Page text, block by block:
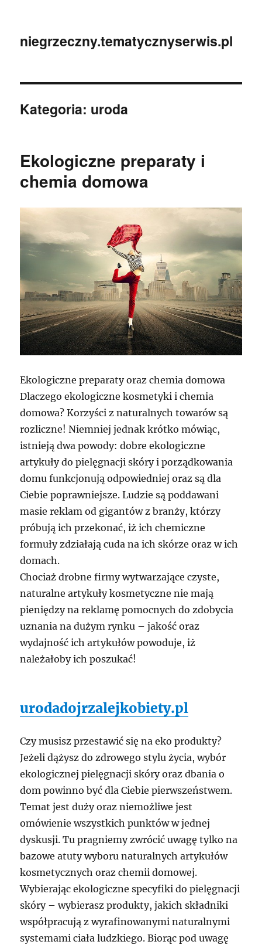
niegrzeczny.tematycznyserwis.pl
Kategoria: uroda
Ekologiczne preparaty i
chemia domowa
Ekologiczne preparaty oraz chemia domowa
Dlaczego ekologiczne kosmetyki i chemia
domowa? Korzyści z naturalnych towarów są
rozliczne! Niemniej jednak krótko mówiąc,
istnieją dwa powody: dobre ekologiczne
artykuły do pielęgnacji skóry i porządkowania
domu funkcjonują odpowiedniej oraz są dla
Ciebie poprawniejsze. Ludzie są poddawani
masie reklam od gigantów z branży, którzy
próbują ich przekonać, iż ich chemiczne
formuły zdziałają cuda na ich skórze oraz w ich
domach.
Chociaż drobne firmy wytwarzające czyste,
naturalne artykuły kosmetyczne nie mają
pieniędzy na reklamę pomocnych do zdobycia
uznania na dużym rynku – jakość oraz
wydajność ich artykułów powoduje, iż
należałoby ich poszukać!
urodadojrzalejkobiety.pl
Czy musisz przestawić się na eko produkty?
Jeżeli dążysz do zdrowego stylu życia, wybór
ekologicznej pielęgnacji skóry oraz dbania o
dom powinno być dla Ciebie pierwszeństwem.
Temat jest duży oraz niemożliwe jest
omówienie wszystkich punktów w jednej
dyskusji. Tu pragniemy zwrócić uwagę tylko na
bazowe atuty wyboru naturalnych artykułów
kosmetycznych oraz chemii domowej.
Wybierając ekologiczne specyfiki do pielęgnacji
skóry – wybierasz produkty, jakich składniki
współpracują z wyrafinowanymi naturalnymi
systemami ciała ludzkiego. Biorąc pod uwagę